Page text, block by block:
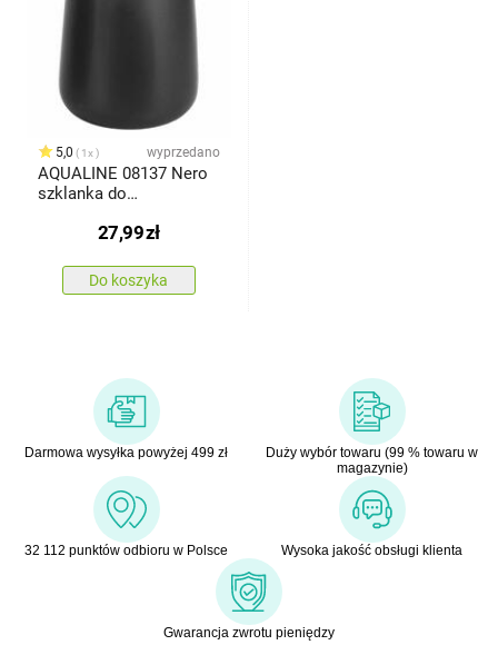
5,0 1x wyprzedano
AQUALINE 08137 Nero
szklanka do
27,99zł
Do koszyka
Darmowa wysyłka powyżej 499 zł
Duży wybór towaru (99 % towaru w
magazynie)
32 112 punktów odbioru w Polsce Wysoka jakość obsługi klienta
Gwarancja zwrotu pieniędzy